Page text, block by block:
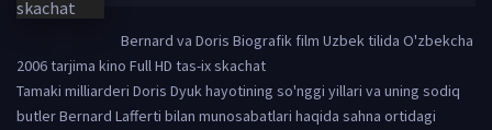
Bernard va Doris Biografik film Uzbek tilida O'zbekcha
2006 tarjima kino Full HD tas-ix skachat
Tamaki milliarderi Doris Dyuk hayotining so'nggi yillari va uning sodiq
butler Bernard Lafferti bilan munosabatlari haqida sahna ortidagi